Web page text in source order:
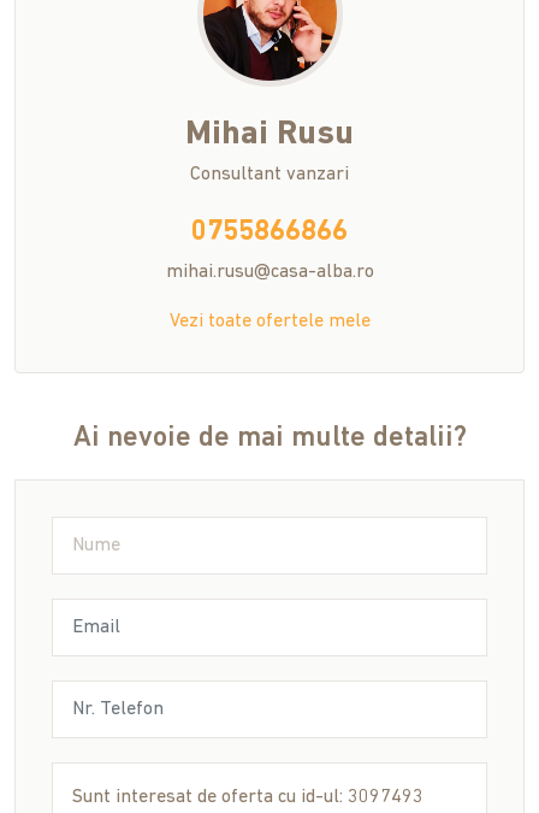
Mihai Rusu
Consultant vanzari
0755866866
mihai.rusu@casa-alba.ro
Vezi toate ofertele mele
Ai nevoie de mai multe detalii?